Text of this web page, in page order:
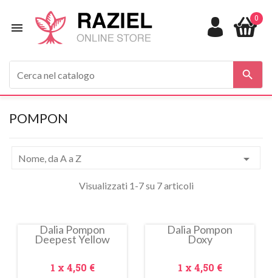

0

POMPON
Nome, da A a Z 
Visualizzati 1-7 su 7 articoli
Dalia Pompon
Deepest Yellow
Prezzo
1 x 4,50 €
Dalia Pompon
Doxy
Prezzo
1 x 4,50 €